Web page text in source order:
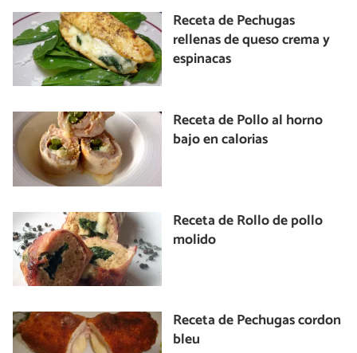
Receta de Pechugas
rellenas de queso crema y
espinacas
Receta de Pollo al horno
bajo en calorias
Receta de Rollo de pollo
molido
Receta de Pechugas cordon
bleu